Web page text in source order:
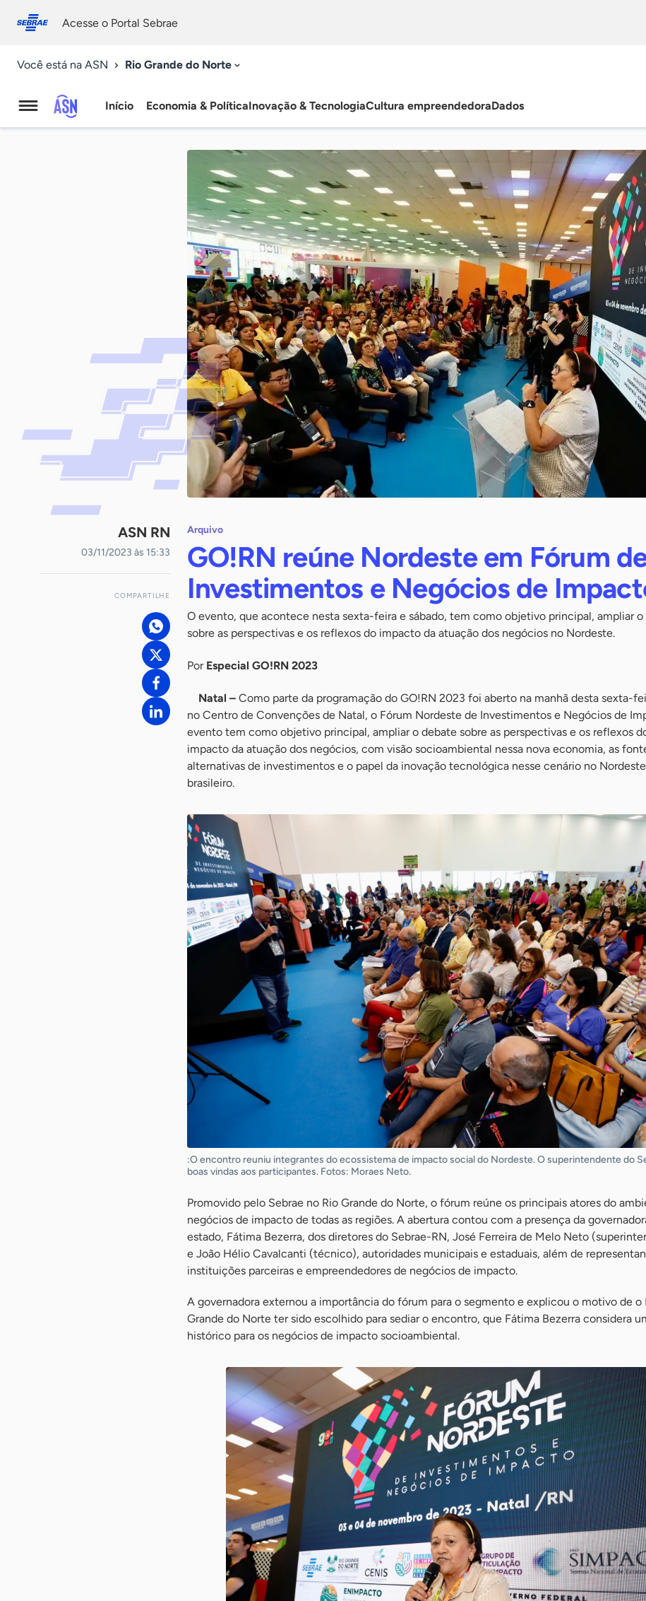
conosco
Acesse o Portal Sebrae
Você está na ASN Rio Grande do Norte
Agência
Início Economia & PolíticaInovação & TecnologiaCultura empreendedoraDados
ASN RN
03/11/2023 às 15:33
COMPARTILHE
Arquivo
GO!RN reúne Nordeste em Fórum
Investimentos e Negócios de
O evento, que acontece nesta sexta-feira e sábado, tem como objetivo principal, ampliar
sobre as perspectivas e os reflexos do impacto da atuação dos negócios no Nordeste.
Por Especial GO!RN 2023
Natal – Como parte da programação do GO!RN 2023 foi aberto na manhã desta sexta-
no Centro de Convenções de Natal, o Fórum Nordeste de Investimentos e Negócios de
evento tem como objetivo principal, ampliar o debate sobre as perspectivas e os reflexos
impacto da atuação dos negócios, com visão socioambiental nessa nova economia, as
alternativas de investimentos e o papel da inovação tecnológica nesse cenário no Nordeste
brasileiro.
:O encontro reuniu integrantes do ecossistema de impacto social do Nordeste. O superintendente do
boas vindas aos participantes. Fotos: Moraes Neto.
Promovido pelo Sebrae no Rio Grande do Norte, o fórum reúne os principais atores do
negócios de impacto de todas as regiões. A abertura contou com a presença da
estado, Fátima Bezerra, dos diretores do Sebrae-RN, José Ferreira de Melo Neto
e João Hélio Cavalcanti (técnico), autoridades municipais e estaduais, além de
instituições parceiras e empreendedores de negócios de impacto.
A governadora externou a importância do fórum para o segmento e explicou o motivo de o
Grande do Norte ter sido escolhido para sediar o encontro, que Fátima Bezerra considera
histórico para os negócios de impacto socioambiental.